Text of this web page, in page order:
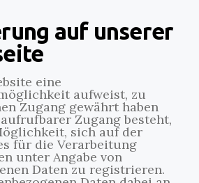
auf unserer
eine
aufweist, zu
Zugang gewährt haben
Zugang besteht,
sich auf der
für die Verarbeitung
unter Angabe von
Daten zu registrieren.